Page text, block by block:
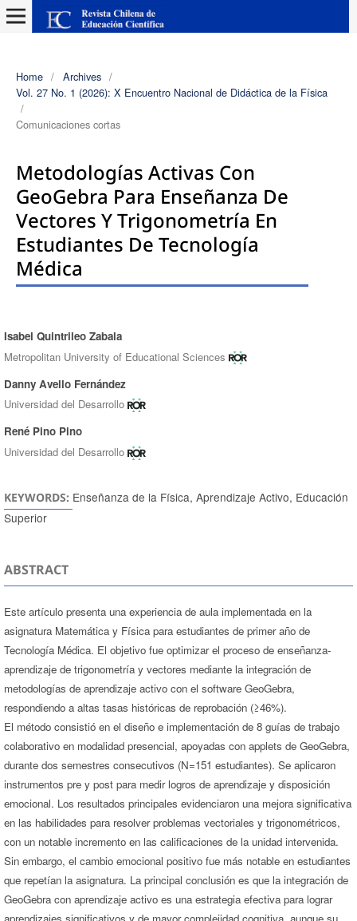
Home / Archives /
Vol. 27 No. 1 (2026): X Encuentro Nacional de Didáctica de la Física
/
Comunicaciones cortas
Metodologías Activas Con
GeoGebra Para Enseñanza De
Vectores Y Trigonometría En
Estudiantes De Tecnología
Médica
Authors
Isabel Quintrileo Zabala
Metropolitan University of Educational Sciences
Danny Avello Fernández
Universidad del Desarrollo
René Pino Pino
Universidad del Desarrollo
KEYWORDS: Enseñanza de la Física, Aprendizaje Activo, Educación
Superior
ABSTRACT
Este artículo presenta una experiencia de aula implementada en la
asignatura Matemática y Física para estudiantes de primer año de
Tecnología Médica. El objetivo fue optimizar el proceso de enseñanza-
aprendizaje de trigonometría y vectores mediante la integración de
metodologías de aprendizaje activo con el software GeoGebra,
respondiendo a altas tasas históricas de reprobación (≥46%).
El método consistió en el diseño e implementación de 8 guías de trabajo
colaborativo en modalidad presencial, apoyadas con applets de GeoGebra,
durante dos semestres consecutivos (N=151 estudiantes). Se aplicaron
instrumentos pre y post para medir logros de aprendizaje y disposición
emocional. Los resultados principales evidenciaron una mejora significativa
en las habilidades para resolver problemas vectoriales y trigonométricos,
con un notable incremento en las calificaciones de la unidad intervenida.
Sin embargo, el cambio emocional positivo fue más notable en estudiantes
que repetían la asignatura. La principal conclusión es que la integración de
GeoGebra con aprendizaje activo es una estrategia efectiva para lograr